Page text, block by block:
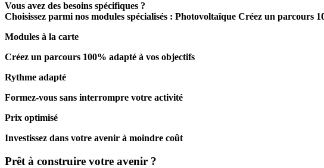
Vous avez des besoins spécifiques ?
Choisissez parmi nos modules spécialisés : Photovoltaïque Créez un parcours
Modules à la carte
Créez un parcours 100% adapté à vos objectifs
Rythme adapté
Formez-vous sans interrompre votre activité
Prix optimisé
Investissez dans votre avenir à moindre coût
Prêt à construire votre avenir ?